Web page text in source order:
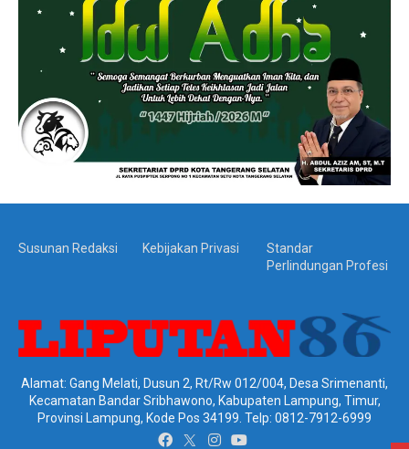
Susunan Redaksi Kebijakan Privasi
Standar
Perlindungan Profesi
Alamat: Gang Melati, Dusun 2, Rt/Rw 012/004, Desa Srimenanti,
Kecamatan Bandar Sribhawono, Kabupaten Lampung, Timur,
Provinsi Lampung, Kode Pos 34199. Telp: 0812-7912-6999